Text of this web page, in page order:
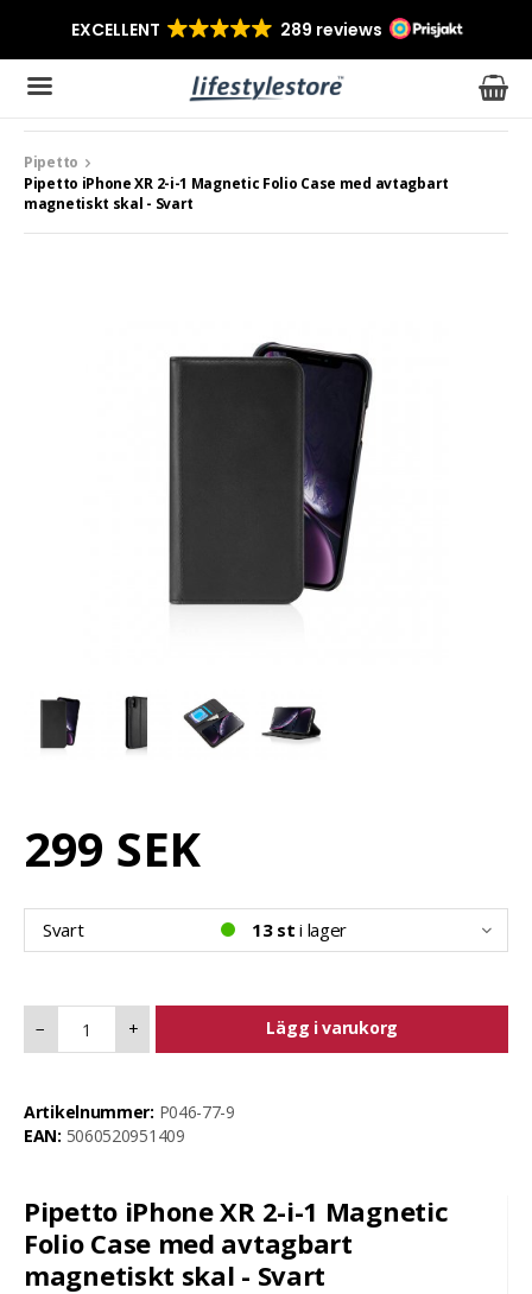
Pipetto
Pipetto iPhone XR 2-i-1 Magnetic Folio Case med avtagbart
magnetiskt skal - Svart
Pipetto iPhone XR 2-i-1 Magnetic
Folio Case med avtagbart
magnetiskt skal - Svart
299 SEK
Svart 13 st i lager
− + Lägg i varukorg
Artikelnummer: P046-77-9
EAN: 5060520951409